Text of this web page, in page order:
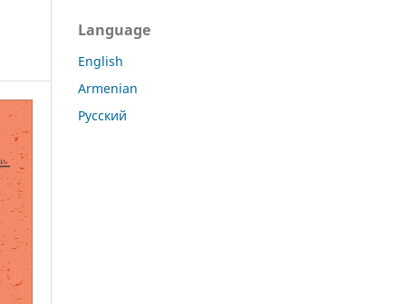
Language
English
Armenian
Русский